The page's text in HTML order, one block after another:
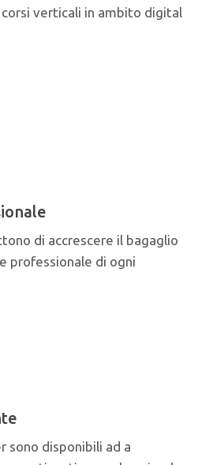
verticali in ambito digital
di accrescere il bagaglio
professionale di ogni
sono disponibili ad a